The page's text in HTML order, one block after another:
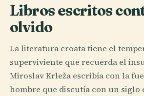
Libros escritos
olvido
La literatura croata tiene el
superviviente que recuerda el
Miroslav Krleža escribía con la
hombre que discutía con un siglo